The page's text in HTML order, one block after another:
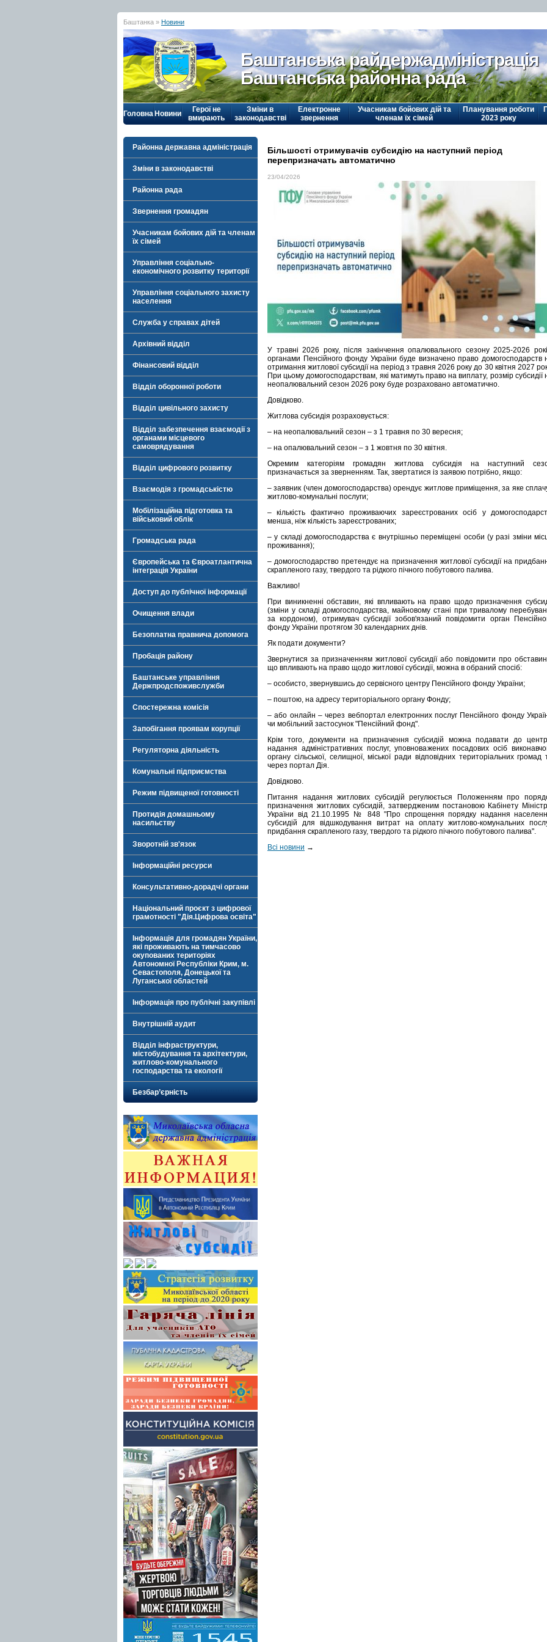
Баштанка » Новини
Баштанська райдержадміністрація
Баштанська районна рада
Головна Новини
Герої не
вмирають
Зміни в
законодавстві
Електронне
звернення
Учасникам бойових дій та
членам їх сімей
Планування роботи
2023 року
Районна державна адміністрація
Зміни в законодавстві
Районна рада
Звернення громадян
Учасникам бойових дій та членам
їх сімей
Управління соціально-
економічного розвитку території
Управління соціального захисту
населення
Служба у справах дітей
Архівний відділ
Фінансовий відділ
Відділ оборонної роботи
Відділ цивільного захисту
Відділ забезпечення взаємодії з
органами місцевого
самоврядування
Відділ цифрового розвитку
Взаємодія з громадськістю
Мобілізаційна підготовка та
військовий облік
Громадська рада
Європейська та Євроатлантична
інтеграція України
Доступ до публічної інформації
Очищення влади
Безоплатна правнича допомога
Пробація району
Баштанське управління
Держпродспоживслужби
Спостережна комісія
Запобігання проявам корупції
Регуляторна діяльність
Комунальні підприємства
Режим підвищеної готовності
Протидія домашньому
насильству
Зворотній зв'язок
Інформаційні ресурси
Консультативно-дорадчі органи
Національний проєкт з цифрової
грамотності "Дія.Цифрова освіта"
Інформація для громадян України,
які проживають на тимчасово
окупованих територіях
Автономної Республіки Крим, м.
Севастополя, Донецької та
Луганської областей
Інформація про публічні закупівлі
Внутрішній аудит
Відділ інфраструктури,
містобудування та архітектури,
житлово-комунального
господарства та екології
Безбар’єрність
Більшості отримувачів субсидію на наступний період
перепризначать автоматично
23/04/2026
У травні 2026 року, після закінчення опалювального сезону 2025-2026
органами Пенсійного фонду України буде визначено право домогосподарств
отримання житлової субсидії на період з травня 2026 року до 30 квітня 2027
При цьому домогосподарствам, які матимуть право на виплату, розмір субсидії
неопалювальний сезон 2026 року буде розраховано автоматично.
Довідково.
Житлова субсидія розраховується:
– на неопалювальний сезон – з 1 травня по 30 вересня;
– на опалювальний сезон – з 1 жовтня по 30 квітня.
Окремим категоріям громадян житлова субсидія на наступний
призначається за зверненням. Так, звертатися із заявою потрібно, якщо:
– заявник (член домогосподарства) орендує житлове приміщення, за яке
житлово-комунальні послуги;
– кількість фактично проживаючих зареєстрованих осіб у
менша, ніж кількість зареєстрованих;
– у складі домогосподарства є внутрішньо переміщені особи (у разі зміни
проживання);
– домогосподарство претендує на призначення житлової субсидії на
скрапленого газу, твердого та рідкого пічного побутового палива.
Важливо!
При виникненні обставин, які впливають на право щодо призначення
(зміни у складі домогосподарства, майновому стані при тривалому
за кордоном), отримувач субсидії зобов'язаний повідомити орган
фонду України протягом 30 календарних днів.
Як подати документи?
Звернутися за призначенням житлової субсидії або повідомити про
що впливають на право щодо житлової субсидії, можна в обраний спосіб:
– особисто, звернувшись до сервісного центру Пенсійного фонду України;
– поштою, на адресу територіального органу Фонду;
– або онлайн – через вебпортал електронних послуг Пенсійного фонду
чи мобільний застосунок "Пенсійний фонд".
Крім того, документи на призначення субсидій можна подавати до
надання адміністративних послуг, уповноважених посадових осіб
органу сільської, селищної, міської ради відповідних територіальних громад
через портал Дія.
Довідково.
Питання надання житлових субсидій регулюється Положенням про
призначення житлових субсидій, затвердженим постановою Кабінету
України від 21.10.1995 № 848 "Про спрощення порядку надання
субсидій для відшкодування витрат на оплату житлово-комунальних
придбання скрапленого газу, твердого та рідкого пічного побутового палива".
Всі новини →